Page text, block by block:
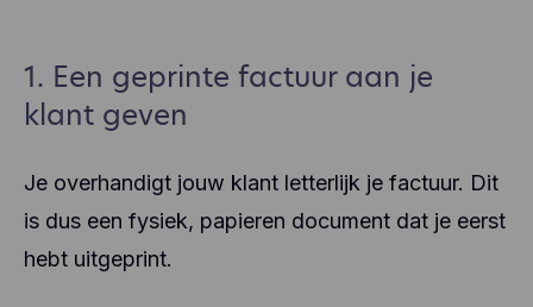
1. Een geprinte factuur aan je
klant geven
Je overhandigt jouw klant letterlijk je factuur. Dit
is dus een fysiek, papieren document dat je eerst
hebt uitgeprint.